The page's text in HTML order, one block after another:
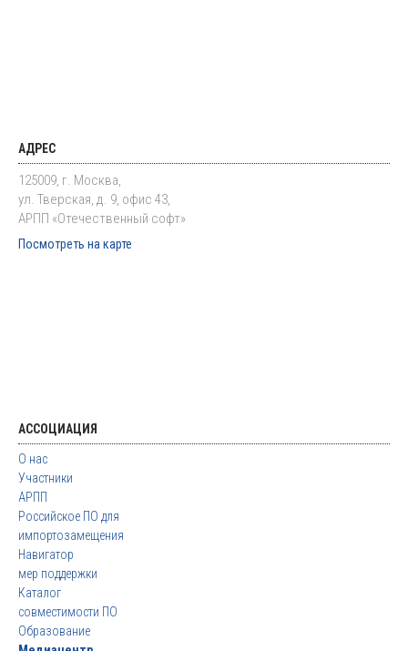
АДРЕС
125009, г. Москва,
ул. Тверская, д. 9, офис 43,
АРПП «Отечественный софт»
Посмотреть на карте
АССОЦИАЦИЯ
О нас
Участники
АРПП
Российское ПО для
импортозамещения
Навигатор
мер поддержки
Каталог
совместимости ПО
Образование